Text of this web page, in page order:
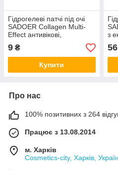
Гідрогелеві патчі під очі
SADOER Collagen Multi-
Effect антивікові,
зміцнюючі 7.5 г
9 ₴
Купити
з
Про нас
100% позитивних з 264
Працює з 13.08.2014
м. Харків
Cosmetics-city, Харків,